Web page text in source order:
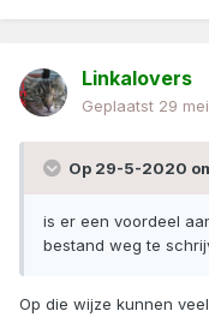
Linkalovers
Geplaatst 29
Op 29-5-2020
is er een voordeel
bestand weg te
Op die wijze kunnen